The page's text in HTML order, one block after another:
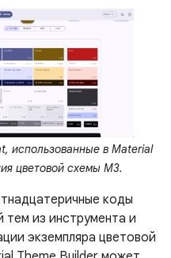
использованные в Material
цветовой схемы M3.
коды
тем из инструмента и
экземпляра цветовой